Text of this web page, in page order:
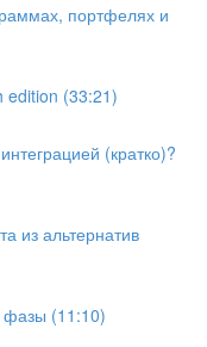
портфелях и
edition (33:21)
(кратко)?
из альтернатив
фазы (11:10)